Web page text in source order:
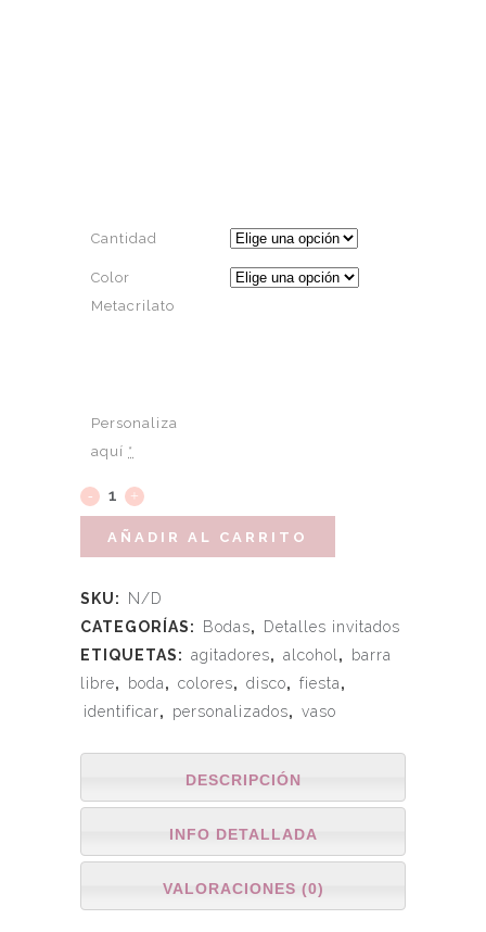
Cantidad
Color
Metacrilato
Personaliza
aquí *
AÑADIR AL CARRITO
SKU:
N/D
CATEGORÍAS:
Bodas,
Detalles invitados
ETIQUETAS: agitadores, alcohol ,
barra
libre, boda, colores, disco, fiesta,
identificar, personalizados, vaso
DESCRIPCIÓN
INFO DETALLADA
VALORACIONES (0)